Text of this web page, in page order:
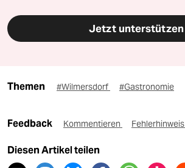
Jetzt unterstützen
Themen #Wilmersdorf #Gastronomie
Feedback Kommentieren Fehlerhinweis
Diesen Artikel teilen